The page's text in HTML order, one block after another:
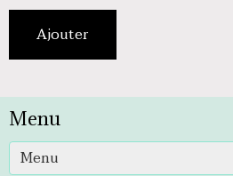
Ajouter
Menu